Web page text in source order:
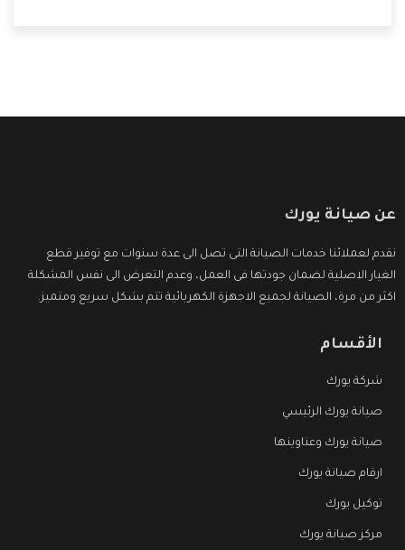
عن صيانة يورك
نقدم لعملائنا خدمات الصيانة التى تصل الى عدة سنوات مع توفير قطع
الغيار الاصلية لضمان جودتها فى العمل، وعدم التعرض الى نفس المشكلة
اكثر من مرة، الصيانة لجميع الاجهزة الكهربائية تتم بشكل سريع ومتميز.
الأقسام
شركة يورك
صيانة يورك الرئيسي
صيانة يورك وعناوينها
ارقام صيانة يورك
توكيل يورك
مركز صيانة يورك